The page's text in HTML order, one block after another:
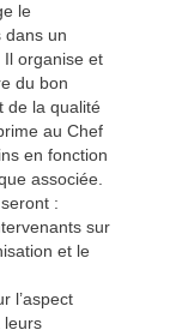
le
dans un
organise et
du bon
de la qualité
au Chef
en fonction
associée.
:
sur
et le
l’aspect
leurs